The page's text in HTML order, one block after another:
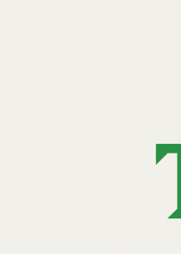
Meer